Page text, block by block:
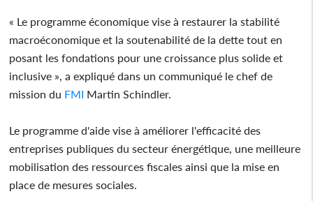
« Le programme économique vise à restaurer la stabilité
macroéconomique et la soutenabilité de la dette tout en
posant les fondations pour une croissance plus solide et
inclusive », a expliqué dans un communiqué le chef de
mission du FMI Martin Schindler.
Le programme d'aide vise à améliorer l'efficacité des
entreprises publiques du secteur énergétique, une meilleure
mobilisation des ressources fiscales ainsi que la mise en
place de mesures sociales.